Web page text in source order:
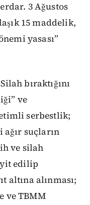
3 Ağustos
15 maddelik,
yasası”
Silah bıraktığını
ve
serbestlik;
suçların
ve silah
edilip
altına alınması;
ve TBMM